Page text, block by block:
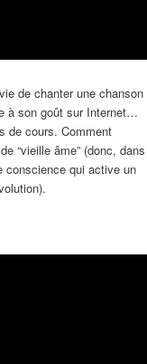
de chanter une chanson
à son goût sur Internet…
de cours. Comment
“vieille âme” (donc, dans
conscience qui active un